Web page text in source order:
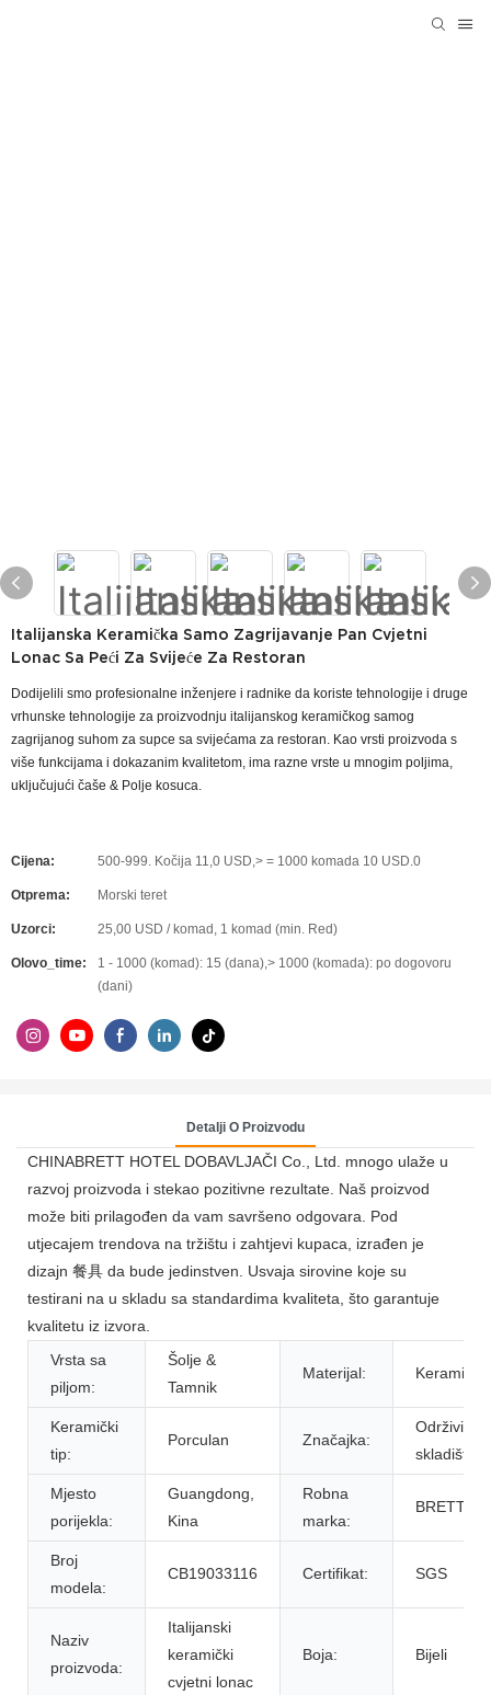
Italijanska Keramička Samo Zagrijavanje Pan Cvjetni
Lonac Sa Peći Za Svijeće Za Restoran
Dodijelili smo profesionalne inženjere i radnike da koriste tehnologije i druge
vrhunske tehnologije za proizvodnju italijanskog keramičkog samog
zagrijanog suhom za supce sa svijećama za restoran. Kao vrsti proizvoda s
više funkcijama i dokazanim kvalitetom, ima razne vrste u mnogim poljima,
uključujući čaše & Polje kosuca.
Cijena: 500-999. Kočija 11,0 USD,> = 1000 komada 10 USD.0
Otprema: Morski teret
Uzorci: 25,00 USD / komad, 1 komad (min. Red)
Olovo_time:
1 - 1000 (komad): 15 (dana),> 1000 (komada): po dogovoru
(dani)
Detalji O Proizvodu
CHINABRETT HOTEL DOBAVLJAČI Co., Ltd. mnogo ulaže u
razvoj proizvoda i stekao pozitivne rezultate. Naš proizvod
može biti prilagođen da vam savršeno odgovara. Pod
utjecajem trendova na tržištu i zahtjevi kupaca, izrađen je
dizajn 餐具 da bude jedinstven. Usvaja sirovine koje su
testirani na u skladu sa standardima kvaliteta, što garantuje
kvalitetu iz izvora.
Vrsta sa
piljom:
Šolje &
Tamnik
Materijal: Keramika
Keramički
tip:
Porculan Značajka:
Održivi, ​​
skladište
Mjesto
porijekla:
Guangdong,
Kina
Robna
marka:
BRETT
Broj
modela:
CB19033116 Certifikat: SGS
Naziv
proizvoda:
Italijanski
keramički
cvjetni lonac
Boja: Bijeli